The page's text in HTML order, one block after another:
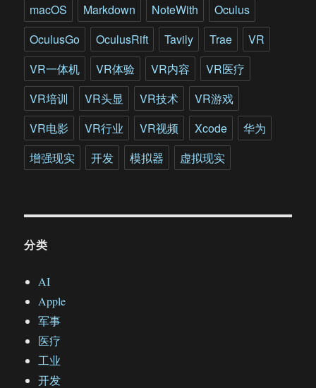
VR
体
验
macOS
Markdown NoteWith
Oculus
OculusGo
OculusRift Tavily Trae
VR
VR一体机
VR体验 VR内容
VR医疗
VR培训
VR头显 VR技术
VR游戏
VR电影
VR行业 VR视频 Xcode
华为
增强现实
开发 模拟器 虚拟现实
分类
AI
Apple
军事
医疗
工业
开发